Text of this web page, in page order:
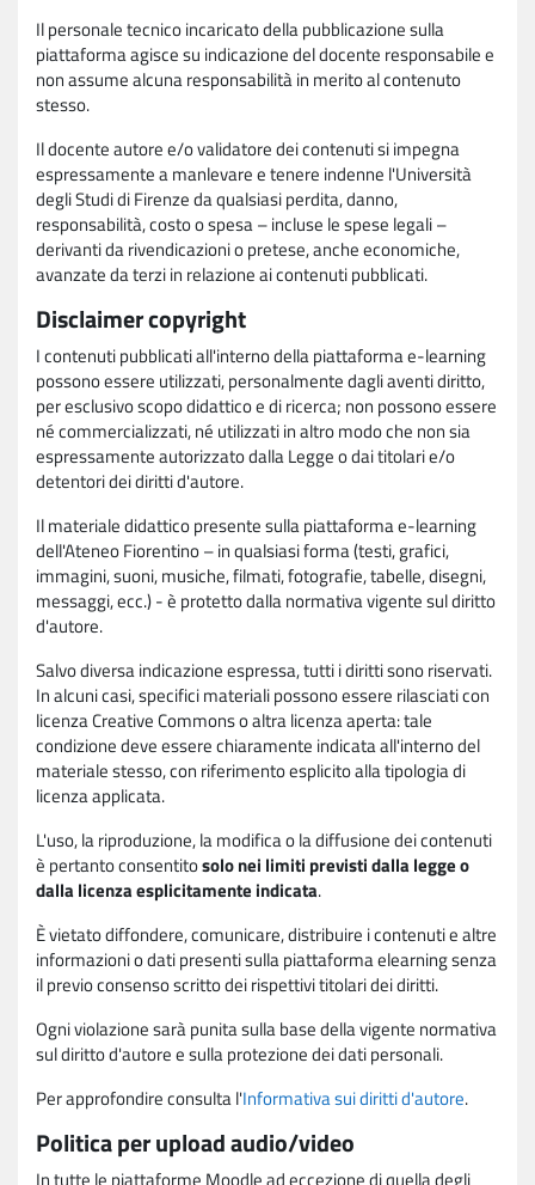
Il personale tecnico incaricato della pubblicazione sulla
piattaforma agisce su indicazione del docente responsabile e
non assume alcuna responsabilità in merito al contenuto
stesso.
Il docente autore e/o validatore dei contenuti si impegna
espressamente a manlevare e tenere indenne l'Università
degli Studi di Firenze da qualsiasi perdita, danno,
responsabilità, costo o spesa – incluse le spese legali –
derivanti da rivendicazioni o pretese, anche economiche,
avanzate da terzi in relazione ai contenuti pubblicati.
Disclaimer copyright
I contenuti pubblicati all'interno della piattaforma e-learning
possono essere utilizzati, personalmente dagli aventi diritto,
per esclusivo scopo didattico e di ricerca; non possono essere
né commercializzati, né utilizzati in altro modo che non sia
espressamente autorizzato dalla Legge o dai titolari e/o
detentori dei diritti d'autore.
Il materiale didattico presente sulla piattaforma e-learning
dell'Ateneo Fiorentino – in qualsiasi forma (testi, grafici,
immagini, suoni, musiche, filmati, fotografie, tabelle, disegni,
messaggi, ecc.) - è protetto dalla normativa vigente sul diritto
d'autore.
Salvo diversa indicazione espressa, tutti i diritti sono riservati.
In alcuni casi, specifici materiali possono essere rilasciati con
licenza Creative Commons o altra licenza aperta: tale
condizione deve essere chiaramente indicata all'interno del
materiale stesso, con riferimento esplicito alla tipologia di
licenza applicata.
L'uso, la riproduzione, la modifica o la diffusione dei contenuti
è pertanto consentitosolo nei limiti previsti dalla legge o
dalla licenza esplicitamente indicata.
È vietato diffondere, comunicare, distribuire i contenuti e altre
informazioni o dati presenti sulla piattaforma elearning senza
il previo consenso scritto dei rispettivi titolari dei diritti.
Ogni violazione sarà punita sulla base della vigente normativa
sul diritto d'autore e sulla protezione dei dati personali.
Per approfondire consulta l'Informativa sui diritti d'autore.
Politica per upload audio/video
In tutte le piattaforme Moodle ad eccezione di quella degli